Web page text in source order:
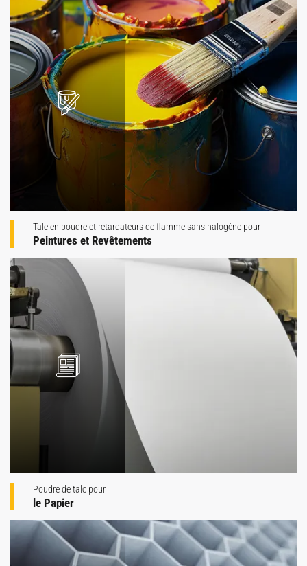
Talc en poudre et retardateurs de flamme sans halogène pour
Peintures et Revêtements
Poudre de talc pour
le Papier